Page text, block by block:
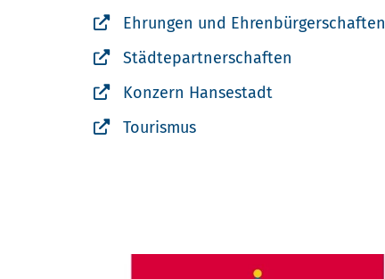
Ehrungen und Ehrenbürgerschaften
Städtepartnerschaften
Konzern Hansestadt
Tourismus